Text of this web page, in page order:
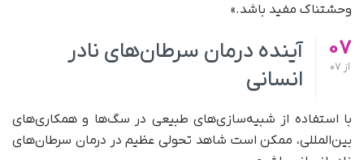
وحشتناک مفید باشد.»
07
از
آینده درمان سرطان‌های نادر
انسانی
با استفاده از شبیه‌سازی‌های طبیعی در سگ‌ها و همکاری‌های
بین‌المللی، ممکن است شاهد تحولی عظیم در درمان سرطان‌های